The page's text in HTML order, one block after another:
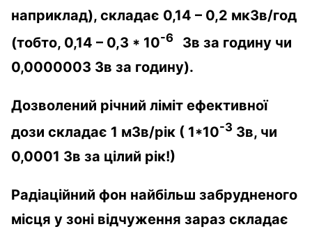
наприклад), складає 0,14 – 0,2 мкЗв/год
(тобто, 0,14 – 0,3 * 10-6
Зв за годину чи
0,0000003 Зв за годину).
Дозволений річний ліміт ефективної
дози складає 1 мЗв/рік ( 1*10-3 Зв, чи
0,0001 Зв за цілий рік!)
Радіаційний фон найбільш забрудненого
місця у зоні відчуження зараз складає